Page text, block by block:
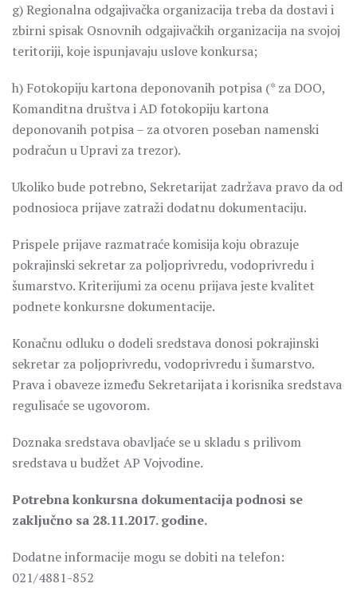
g) Regionalna odgajivačka organizacija treba da dostavi i
zbirni spisak Osnovnih odgajivačkih organizacija na svojoj
teritoriji, koje ispunjavaju uslove konkursa;
h) Fotokopiju kartona deponovanih potpisa (* za DOO,
Komanditna društva i AD fotokopiju kartona
deponovanih potpisa – za otvoren poseban namenski
podračun u Upravi za trezor).
Ukoliko bude potrebno, Sekretarijat zadržava pravo da od
podnosioca prijave zatraži dodatnu dokumentaciju.
Prispele prijave razmatraće komisija koju obrazuje
pokrajinski sekretar za poljoprivredu, vodoprivredu i
šumarstvo. Kriterijumi za ocenu prijava jeste kvalitet
podnete konkursne dokumentacije.
Konačnu odluku o dodeli sredstava donosi pokrajinski
sekretar za poljoprivredu, vodoprivredu i šumarstvo.
Prava i obaveze između Sekretarijata i korisnika sredstava
regulisaće se ugovorom.
Doznaka sredstava obavljaće se u skladu s prilivom
sredstava u budžet AP Vojvodine.
Potrebna konkursna dokumentacija podnosi se
zaključno sa 28.11.2017. godine.
Dodatne informacije mogu se dobiti na telefon:
021/4881-852